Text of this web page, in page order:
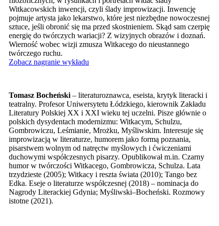
Witkacowskich inwencji, czyli ślady improwizacji. Inwencję
pojmuje artysta jako lekarstwo, które jest niezbędne nowoczesnej
sztuce, jeśli obronić się ma przed skostnieniem. Skąd sam czerpię
energię do twórczych wariacji? Z wizyjnych obrazów i doznań.
Wierność wobec wizji zmusza Witkacego do nieustannego
twórczego ruchu.
Zobacz nagranie wykładu
Tomasz Bocheński – literaturoznawca, eseista, krytyk literacki i
teatralny. Profesor Uniwersytetu Łódzkiego, kierownik Zakładu
Literatury Polskiej XX i XXI wieku tej uczelni. Pisze głównie o
polskich dysydentach modernizmu: Witkacym, Schulzu,
Gombrowiczu, Leśmianie, Mrożku, Myśliwskim. Interesuje się
improwizacją w literaturze, humorem jako formą poznania,
pisarstwem wolnym od natręctw myślowych i ćwiczeniami
duchowymi współczesnych pisarzy. Opublikował m.in. Czarny
humor w twórczości Witkacego, Gombrowicza, Schulza. Lata
trzydzieste (2005); Witkacy i reszta świata (2010); Tango bez
Edka. Eseje o literaturze współczesnej (2018) – nominacja do
Nagrody Literackiej Gdynia; Myśliwski–Bocheński. Rozmowy
istotne (2021).